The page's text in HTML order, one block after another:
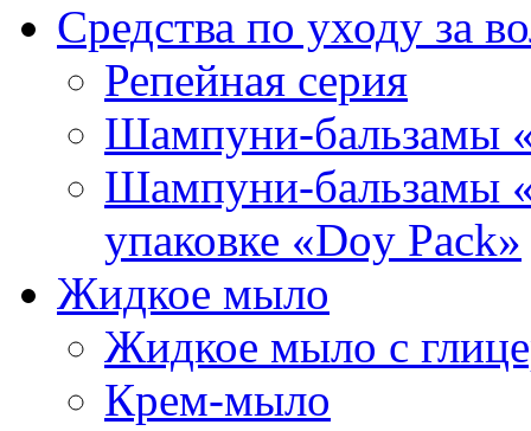
Средства по уходу за
Репейная серия
Шампуни-бальзамы
Шампуни-бальзамы
упаковке «Doy Pack»
Жидкое мыло
Жидкое мыло с
Крем-мыло